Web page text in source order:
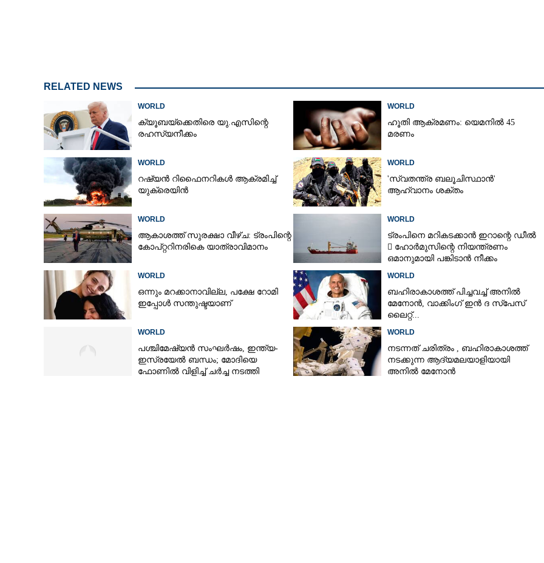
RELATED NEWS
WORLD
ക്യൂബയ്‌ക്കെതിരെ യു.എസിന്റെ
രഹസ്യനീക്കം
WORLD
ഹൂതി ആക്രമണം: യെമനിൽ 45
മരണം
WORLD
റഷ്യൻ റിഫൈനറികൾ ആക്രമിച്ച്
യുക്രെയിൻ
WORLD
'സ്വതന്ത്ര ബലൂചിസ്ഥാൻ'
ആഹ്വാനം ശക്തം
WORLD
ആകാശത്ത് സുരക്ഷാ വീഴ്‌ച: ട്രംപിന്റെ
കോ‌പ്‌റ്ററിനരികെ യാത്രാവിമാനം
WORLD
ട്രംപിനെ മറികടക്കാൻ ഇറാന്റെ ഡീൽ
 ഹോർമുസിന്റെ നിയന്ത്രണം
ഒമാനുമായി പങ്കിടാൻ നീക്കം
WORLD
ഒന്നും മറക്കാനാവില്ല, പക്ഷേ റോമി
ഇപ്പോൾ സന്തുഷ്ടയാണ്
WORLD
ബഹിരാകാശത്ത് പിച്ചവച്ച് അനിൽ
മേനോൻ, വാക്കിംഗ് ഇൻ ദ സ്പേസ്
ലൈറ്റ്...
WORLD
പശ്ചിമേഷ്യൻ സംഘർഷം,​ ഇന്ത്യ-
ഇസ്രയേൽ ബന്ധം; മോദിയെ
ഫോണിൽ വിളിച്ച് ചർച്ച നടത്തി
WORLD
നടന്നത് ചരിത്രം ,​ ബഹിരാകാശത്ത്
നടക്കുന്ന ആദ്യമലയാളിയായി
അനിൽ മേനോൻ